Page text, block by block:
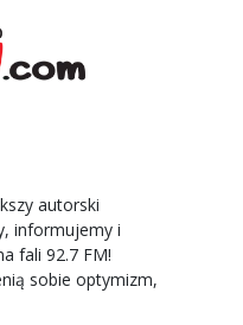
autorski
informujemy i
fali 92.7 FM!
sobie optymizm,